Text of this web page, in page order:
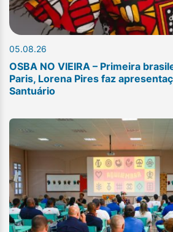
05.08.26
OSBA NO VIEIRA – Primeira
Paris, Lorena Pires faz
Santuário